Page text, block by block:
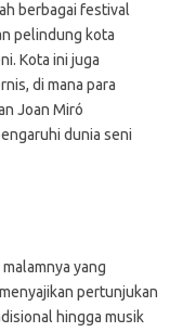
berbagai festival
pelindung kota
Kota ini juga
di mana para
Joan Miró
dunia seni
yang
pertunjukan
hingga musik